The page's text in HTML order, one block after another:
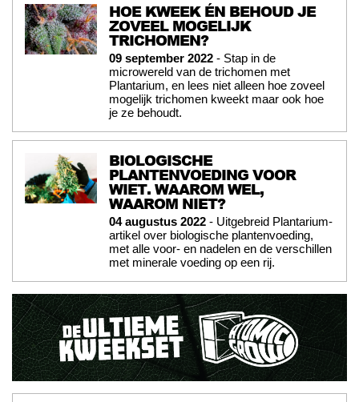
HOE KWEEK ÉN BEHOUD JE
ZOVEEL MOGELIJK
TRICHOMEN?
09 september 2022 - Stap in de
microwereld van de trichomen met
Plantarium, en lees niet alleen hoe zoveel
mogelijk trichomen kweekt maar ook hoe
je ze behoudt.
BIOLOGISCHE
PLANTENVOEDING VOOR
WIET. WAAROM WEL,
WAAROM NIET?
04 augustus 2022 - Uitgebreid Plantarium-
artikel over biologische plantenvoeding,
met alle voor- en nadelen en de verschillen
met minerale voeding op een rij.